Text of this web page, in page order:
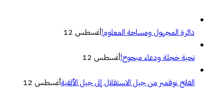
دائرة المجهول ومساحة المعلوم!أغسطس 12
تحية خجلة ودعاء مبحوح!أغسطس 12
الفاتح نوفمبر من جيل الاستقلال إلى جيل الألفيةأغسطس 12